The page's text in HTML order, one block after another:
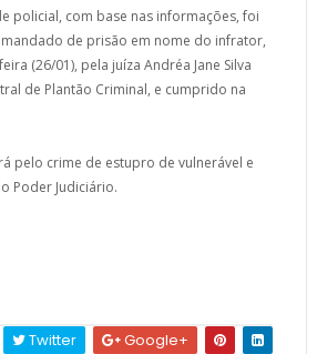
policial, com base nas informações, foi
mandado de prisão em nome do infrator,
(26/01), pela juíza Andréa Jane Silva
de Plantão Criminal, e cumprido na
pelo crime de estupro de vulnerável e
Poder Judiciário.
Twitter Google+